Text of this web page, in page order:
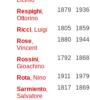
Respighi,
Ottorino
1879 1936
Ricci, Luigi 1805 1859
Rose,
Vincent
1880 1944
Rossini,
Gioachino
1792 1868
Rota , Nino 1911 1979
Sarmiento,
Salvatore
1817 1869